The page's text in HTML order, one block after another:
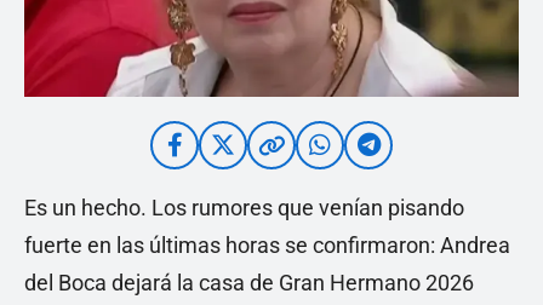
Es un hecho. Los rumores que venían pisando
fuerte en las últimas horas se confirmaron: Andrea
del Boca dejará la casa de Gran Hermano 2026